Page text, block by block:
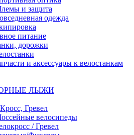
и защита
одежда
питание
дорожки
и аксессуары к велостанкам
ЛЫЖИ
Гревел
велосипеды
/ Гревел